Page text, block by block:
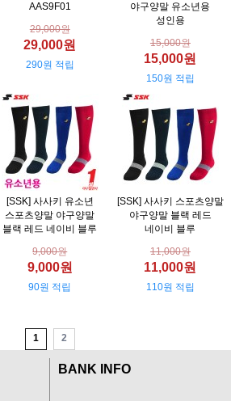
AAS9F01
29,000원
29,000원
290원 적립
야구양말 유소년용
성인용
15,000원
15,000원
150원 적립
[SSK] 사사키 유소년
스포츠양말 야구양말
블랙 레드 네이비 블루
9,000원
9,000원
90원 적립
[SSK] 사사키 스포츠양말
야구양말 블랙 레드
네이비 블루
11,000원
11,000원
110원 적립
1 2
BANK INFO